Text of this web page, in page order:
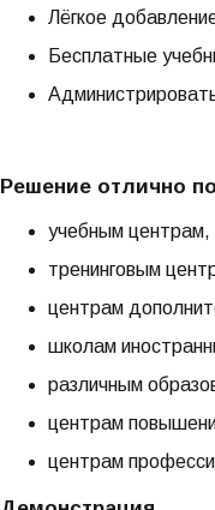
Лёгкое
Бесплатные
Решение отлично
учебным центрам,
тренинговым
центрам
школам
различным
центрам
центрам